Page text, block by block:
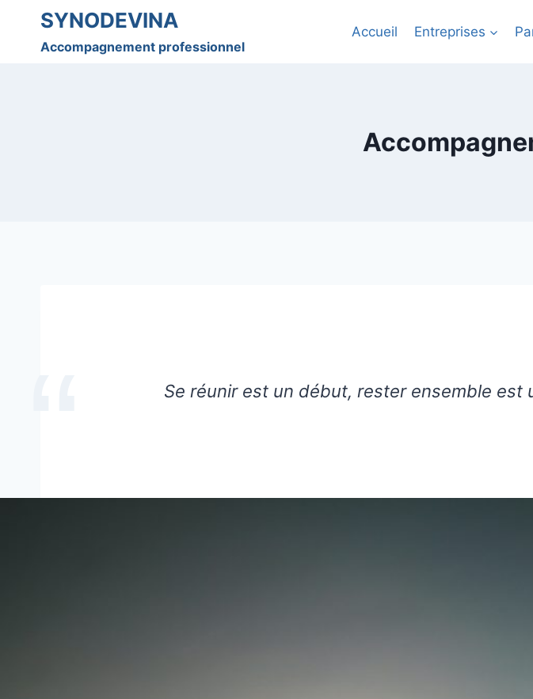
content
SYNODEVINA
Accompagnement professionnel
Accueil Entreprises
Se réunir est un début, rester ensemble est